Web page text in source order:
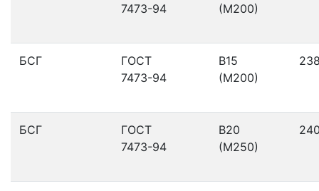
7473-94
(М200)
БСГ
ГОСТ
7473-94
В15
(М200)
БСГ
ГОСТ
7473-94
В20
(М250)